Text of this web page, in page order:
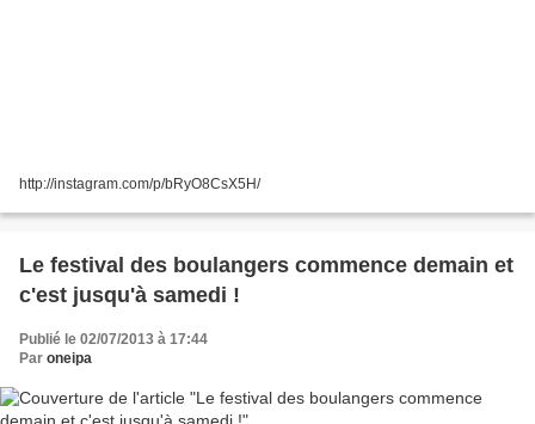
http://instagram.com/p/bRyO8CsX5H/
Le festival des boulangers commence demain et
c'est jusqu'à samedi !
Publié le 02/07/2013 à 17:44
Par oneipa